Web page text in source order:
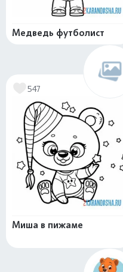
Медведь футболист
547
Миша в пижаме